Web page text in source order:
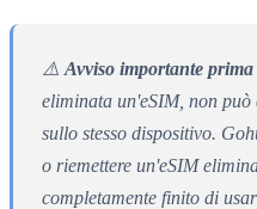
⚠️ Avviso importante
eliminata un'eSIM, non può
sullo stesso dispositivo.
o riemettere un'eSIM
completamente finito di